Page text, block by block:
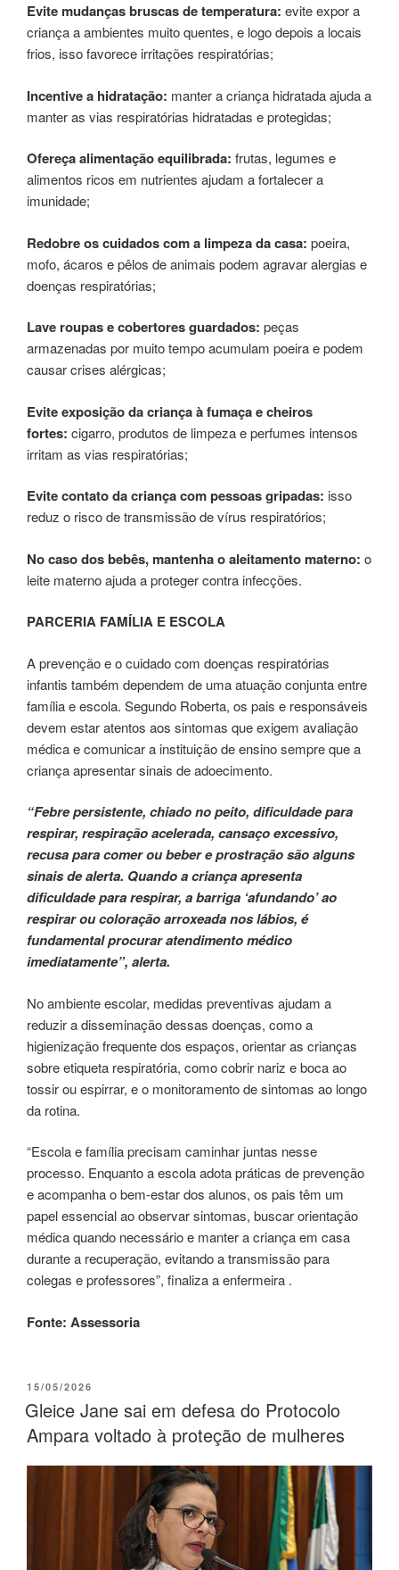
Evite mudanças bruscas de temperatura: evite expor a
criança a ambientes muito quentes, e logo depois a locais
frios, isso favorece irritações respiratórias;
Incentive a hidratação: manter a criança hidratada ajuda a
manter as vias respiratórias hidratadas e protegidas;
Ofereça alimentação equilibrada: frutas, legumes e
alimentos ricos em nutrientes ajudam a fortalecer a
imunidade;
Redobre os cuidados com a limpeza da casa: poeira,
mofo, ácaros e pêlos de animais podem agravar alergias e
doenças respiratórias;
Lave roupas e cobertores guardados: peças
armazenadas por muito tempo acumulam poeira e podem
causar crises alérgicas;
Evite exposição da criança à fumaça e cheiros
fortes: cigarro, produtos de limpeza e perfumes intensos
irritam as vias respiratórias;
Evite contato da criança com pessoas gripadas: isso
reduz o risco de transmissão de vírus respiratórios;
No caso dos bebês, mantenha o aleitamento materno: o
leite materno ajuda a proteger contra infecções.
PARCERIA FAMÍLIA E ESCOLA
A prevenção e o cuidado com doenças respiratórias
infantis também dependem de uma atuação conjunta entre
família e escola. Segundo Roberta, os pais e responsáveis
devem estar atentos aos sintomas que exigem avaliação
médica e comunicar a instituição de ensino sempre que a
criança apresentar sinais de adoecimento.
“Febre persistente, chiado no peito, dificuldade para
respirar, respiração acelerada, cansaço excessivo,
recusa para comer ou beber e prostração são alguns
sinais de alerta. Quando a criança apresenta
dificuldade para respirar, a barriga ‘afundando’ ao
respirar ou coloração arroxeada nos lábios, é
fundamental procurar atendimento médico
imediatamente”, alerta.
No ambiente escolar, medidas preventivas ajudam a
reduzir a disseminação dessas doenças, como a
higienização frequente dos espaços, orientar as crianças
sobre etiqueta respiratória, como cobrir nariz e boca ao
tossir ou espirrar, e o monitoramento de sintomas ao longo
da rotina.
“Escola e família precisam caminhar juntas nesse
processo. Enquanto a escola adota práticas de prevenção
e acompanha o bem-estar dos alunos, os pais têm um
papel essencial ao observar sintomas, buscar orientação
médica quando necessário e manter a criança em casa
durante a recuperação, evitando a transmissão para
colegas e professores”, finaliza a enfermeira .
Fonte: Assessoria
15/05/2026
Gleice Jane sai em defesa do Protocolo
Ampara voltado à proteção de mulheres